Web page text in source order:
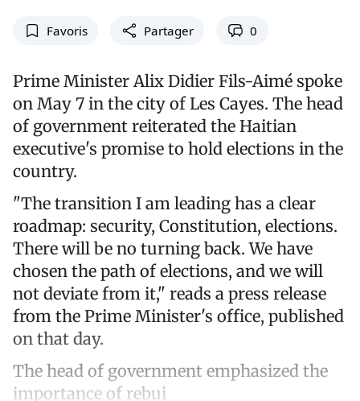
Favoris Partager 0
Prime Minister Alix Didier Fils-Aimé spoke
on May 7 in the city of Les Cayes. The head
of government reiterated the Haitian
executive's promise to hold elections in the
country.
"The transition I am leading has a clear
roadmap: security, Constitution, elections.
There will be no turning back. We have
chosen the path of elections, and we will
not deviate from it," reads a press release
from the Prime Minister's office, published
on that day.
The head of government emphasized the
importance of rebui